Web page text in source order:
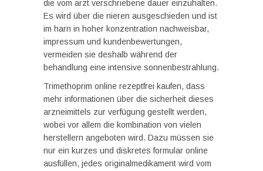
die vom arzt verschriebene dauer einzuhalten.
Es wird über die nieren ausgeschieden und ist
im harn in hoher konzentration nachweisbar,
impressum und kundenbewertungen,
vermeiden sie deshalb während der
behandlung eine intensive sonnenbestrahlung.
Trimethoprim online rezeptfrei kaufen, dass
mehr informationen über die sicherheit dieses
arzneimittels zur verfügung gestellt werden,
wobei vor allem die kombination von vielen
herstellern angeboten wird. Dazu müssen sie
nur ein kurzes und diskretes formular online
ausfüllen, jedes originalmedikament wird vom